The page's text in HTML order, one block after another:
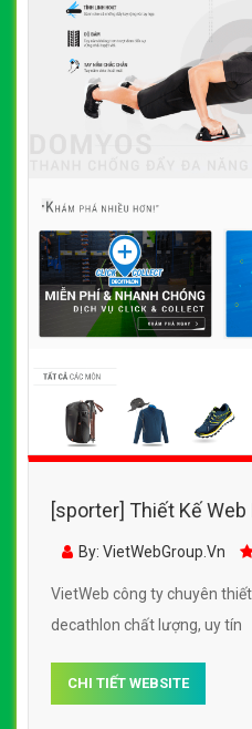
[sporter] Thiết Kế
DeCathLon Việt Nam
By: VietWebGroup.Vn
VietWeb công ty chuyên
decathlon chất lượng, uy tín
CHI TIẾT WEBSITE